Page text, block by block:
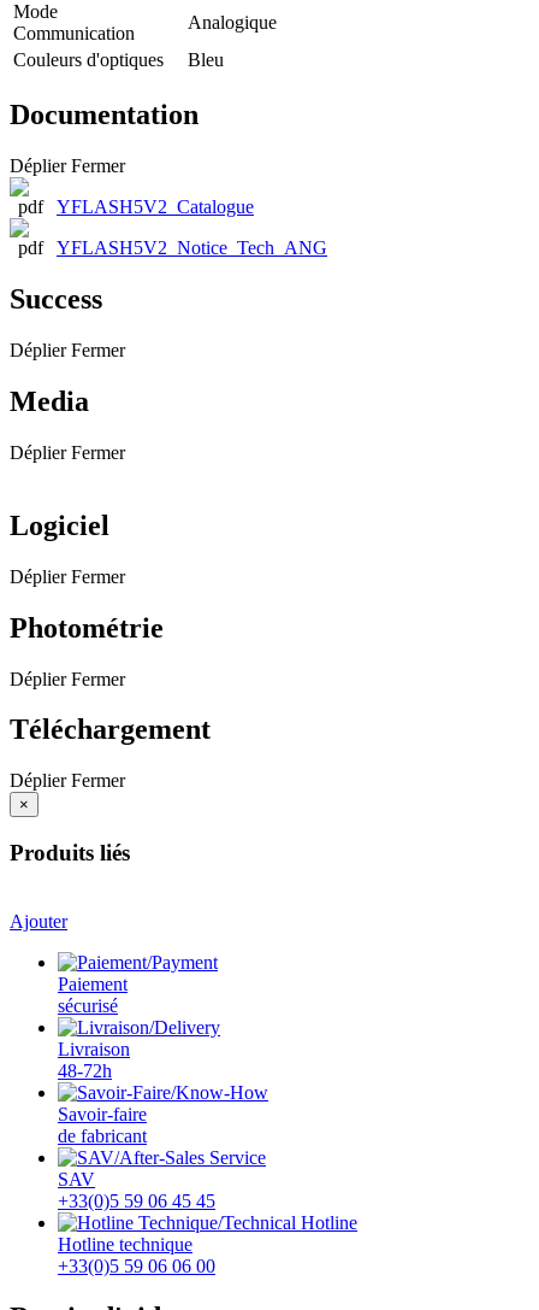
Mode
Communication
Analogique
Couleurs d'optiques
Bleu
Documentation
Déplier Fermer
YFLASH5V2_Catalogue
YFLASH5V2_Notice_Tech_ANG
Success
Déplier Fermer
Media
Déplier Fermer
Logiciel
Déplier Fermer
Photométrie
Déplier Fermer
Téléchargement
Déplier Fermer
×
Produits liés
Ajouter
Paiement
sécurisé
Livraison
48-72h
Savoir-faire
de fabricant
SAV
+33(0)5 59 06 45 45
Hotline technique
+33(0)5 59 06 06 00